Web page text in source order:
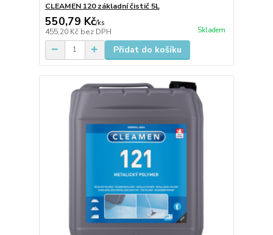
CLEAMEN 120 základní čistič 5L
550,79 Kč/ks
455,20 Kč bez DPH Skladem
Přidat do košíku